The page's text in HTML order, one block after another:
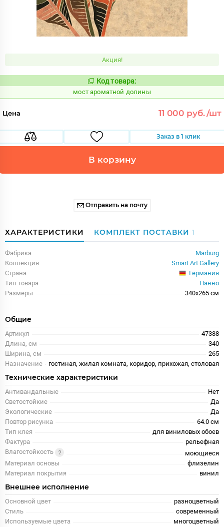
Акция!
Код:
1015896
Код товара:
мост ароматной долины
Цена 11 000 руб./шт
Заказ в 1 клик
В корзину
Отправить на почту
ХАРАКТЕРИСТИКИ КОМПЛЕКТ ПОСТАВКИ 1
Фабрика
Marburg
Коллекция
Smart Art Gallery
Страна
Германия
Тип товара
Панно
Размеры
340x265 см
Общие
Артикул
47388
Длина, см
340
Ширина, см
265
Назначение
гостиная, жилая комната, коридор, прихожая, столовая
Технические характеристики
Антивандальные
Нет
Светостойкие
Да
Экологические
Да
Повтор рисунка
64.0 см
Тип клея
для виниловых обоев
Фактура
рельефная
Влагостойкость
моющиеся
Материал основы
флизелин
Материал покрытия
винил
Внешнее исполнение
Основной цвет
разноцветный
Стиль
современный
Используемые цвета
многоцветный